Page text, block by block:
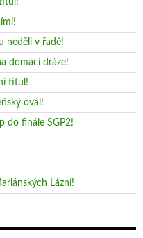
neděli v řadě!
domácí dráze!
titul!
ovál!
do finále SGP2!
Lázní!